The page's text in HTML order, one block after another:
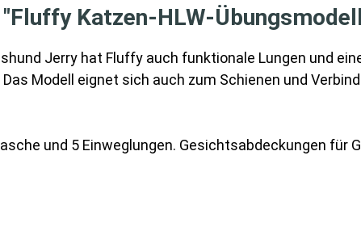
Katzen-HLW-
Jerry hat Fluffy auch funktionale Lungen und
Modell eignet sich auch zum Schienen und
und 5 Einweglungen. Gesichtsabdeckungen für